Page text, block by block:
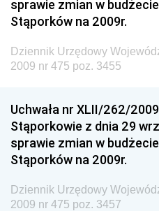
Dziennik Urzędowy
Dziennik Urzędowy
Dziennik Urzędowy
Narodowego i Sportu
Dziennik Urzędowy
Społecznej
Dziennik Urzędowy
Granicznej
sprawie zmian w
Stąporków na 2009r.
Dziennik Urzędowy
2009 nr 475 poz. 3455
Uchwała nr XLII/262/
Stąporkowie z dnia 29
sprawie zmian w
Stąporków na 2009r.
Dziennik Urzędowy
2009 nr 475 poz. 3457